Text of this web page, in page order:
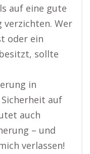
auf eine gute
verzichten. Wer
oder ein
sollte
in
auf
auch
– und
verlassen!